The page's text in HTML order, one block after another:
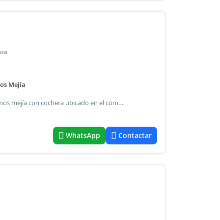
Mejía
Departamento 3 ambientes de categoría a estrenar en ramos mejía con cochera ubicado en el complejo alvear 1050, se trata de un departamento 3 ambientes al frente con amplio balcón y cochera cubierta + baulera. El departamento cuenta con amplio living comedor con salida a balcón terraza con parrilla, cocina integrada con isla + alacena y bajo mesada, 2 habitaciones al frente y con salida al balcón (1 en suite) y baño completo. 2 cocheras + bauleras en subsuelo. El departamento se entrega domotizado (control de toda la unidad a través de alexa), con piso radiante, aberturas con dvh (doble vidriado hermético). El complejo alvear 1050 cuenta con: - fuente de agua - espacios parquizados - patio de juegos - cancha de fútbol - arenero - sala de reuniones - gimnasio - solarium y piscina - laundry - bar - sala de juegos - club house otros servicios: portero visor
WhatsApp Contactar